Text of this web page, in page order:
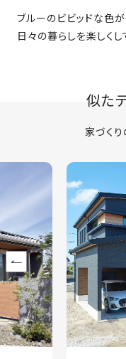
ブルーのビビッドな色
日々の暮らしを楽しくし
似た
家づく